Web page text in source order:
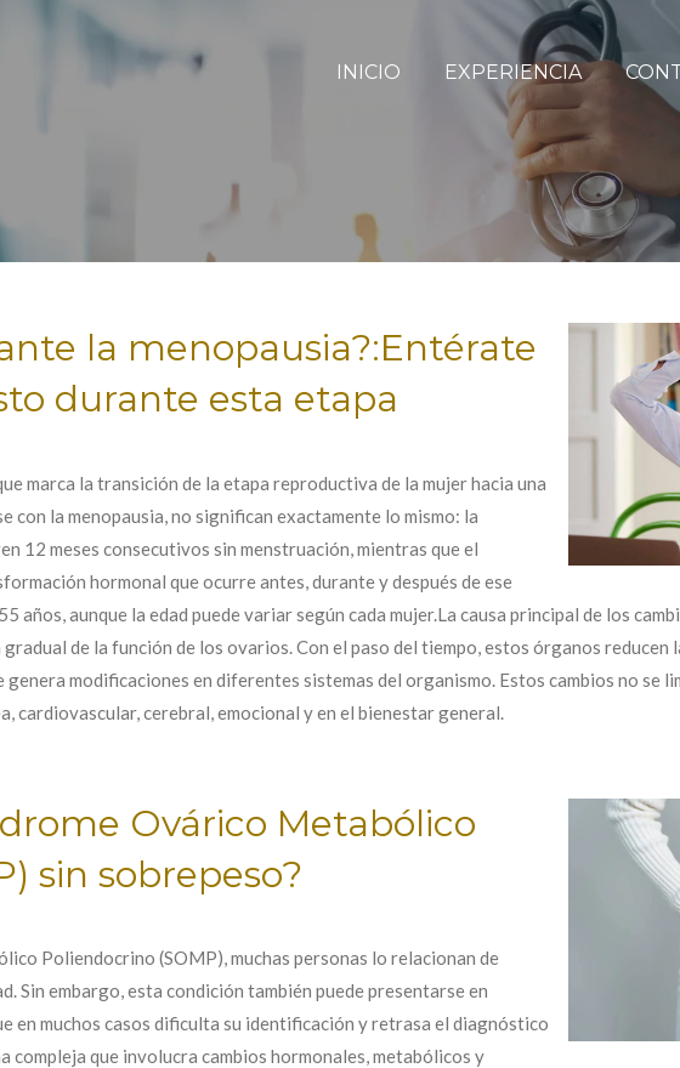
INICIO EXPERIENCIA
la menopausia?:Entérate
durante esta etapa
marca la transición de la etapa reproductiva de la mujer hacia una
con la menopausia, no significan exactamente lo mismo: la
12 meses consecutivos sin menstruación, mientras que el
hormonal que ocurre antes, durante y después de ese
años, aunque la edad puede variar según cada mujer.La causa principal de los
de la función de los ovarios. Con el paso del tiempo, estos órganos reducen
modificaciones en diferentes sistemas del organismo. Estos cambios no se
cardiovascular, cerebral, emocional y en el bienestar general.
Ovárico Metabólico
sin sobrepeso?
Poliendocrino (SOMP), muchas personas lo relacionan de
Sin embargo, esta condición también puede presentarse en
en muchos casos dificulta su identificación y retrasa el diagnóstico
que involucra cambios hormonales, metabólicos y